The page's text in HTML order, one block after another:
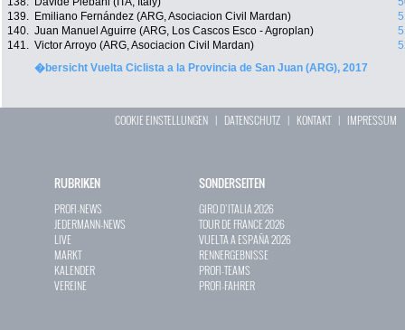
139.
Emiliano Fernández (ARG, Asociacion Civil Mardan)
140. Juan Manuel Aguirre (ARG, Los Cascos Esco - Agroplan)
141. Victor Arroyo (ARG, Asociacion Civil Mardan)
�bersicht Vuelta Ciclista a la Provincia de San Juan (ARG), 2017
COOKIE EINSTELLUNGEN | DATENSCHUTZ | KONTAKT| IMPRESSUM
RUBRIKEN
PROFI-NEWS
JEDERMANN-NEWS
LIVE
MARKT
KALENDER
VEREINE
SONDERSEITEN
GIRO D`ITALIA 2026
TOUR DE FRANCE 2026
VUELTA A ESPAÑA 2026
RENNERGEBNISSE
PROFI-TEAMS
PROFI-FAHRER